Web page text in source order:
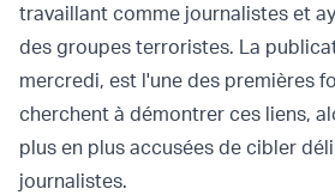
travaillant comme journalistes et
des groupes terroristes. La
mercredi, est l'une des premières
cherchent à démontrer ces liens,
plus en plus accusées de cibler
journalistes.